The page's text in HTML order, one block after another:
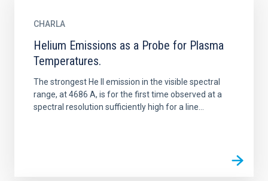
CHARLA
Helium Emissions as a Probe for Plasma
Temperatures.
The strongest He II emission in the visible spectral
range, at 4686 A, is for the first time observed at a
spectral resolution sufficiently high for a line...